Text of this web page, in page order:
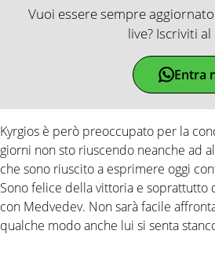
Vuoi essere sempre
live? Iscriviti
Entra
Kyrgios è però preoccupato per la
giorni non sto riuscendo neanche ad
che sono riuscito a esprimere oggi
Sono felice della vittoria e soprattutto
con Medvedev. Non sarà facile
qualche modo anche lui si senta